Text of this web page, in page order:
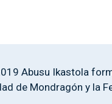
Abusu Ikastola
de Mondragón y la